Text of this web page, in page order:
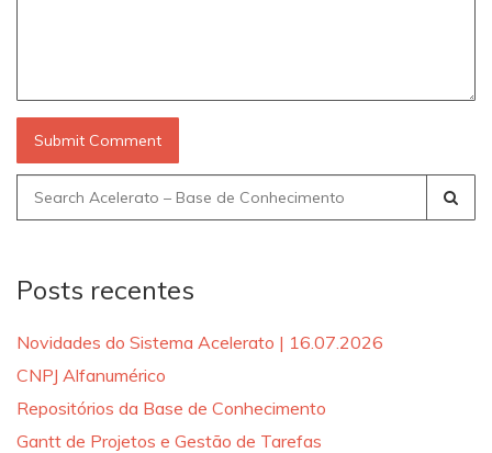
Search
for:
Posts recentes
Novidades do Sistema Acelerato | 16.07.2026
CNPJ Alfanumérico
Repositórios da Base de Conhecimento
Gantt de Projetos e Gestão de Tarefas